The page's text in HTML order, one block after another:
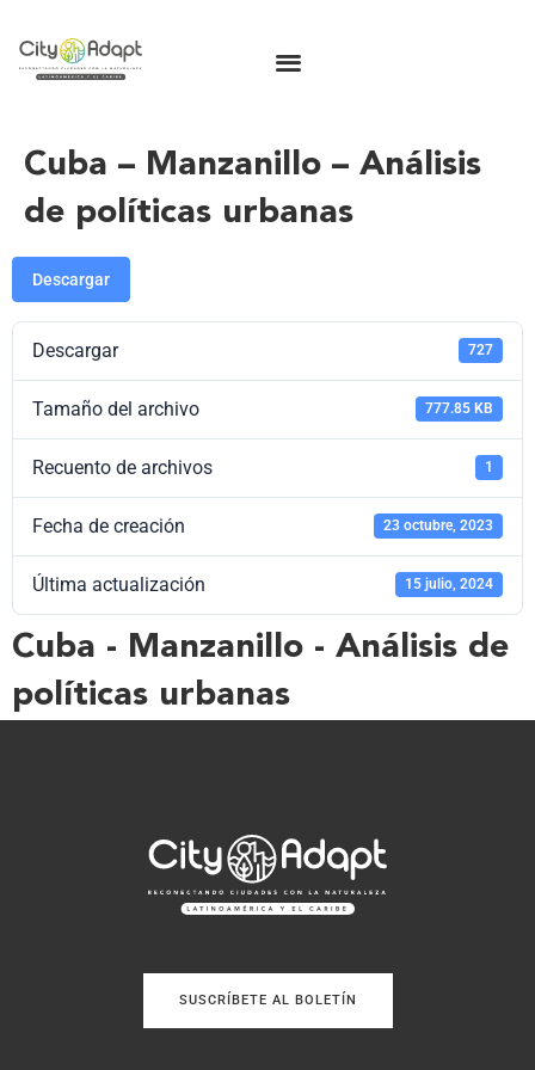
Cuba – Manzanillo – Análisis
de políticas urbanas
Descargar
Descargar 727
Tamaño del archivo 777.85 KB
Recuento de archivos 1
Fecha de creación 23 octubre, 2023
Última actualización 15 julio, 2024
Cuba - Manzanillo - Análisis de
políticas urbanas
SUSCRÍBETE AL BOLETÍN